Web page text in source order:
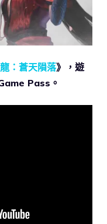
：蒼天隕落》，遊
Pass。